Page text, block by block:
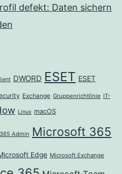
defekt: Daten sichern
DWORD ESET ESET
Exchange Gruppenrichtlinie IT-
Linux macOS
Admin Microsoft 365
Edge Microsoft Exchange